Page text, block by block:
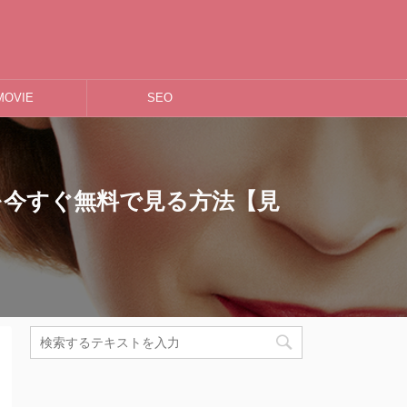
SEO
すぐ無料で見る方法【見